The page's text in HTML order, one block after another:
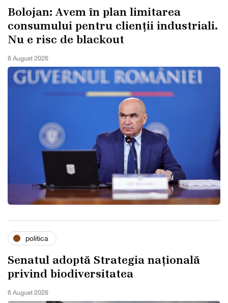
Bolojan: Avem în plan limitarea
consumului pentru clienții industriali.
Nu e risc de blackout
6 August 2026
politica
Senatul adoptă Strategia națională
privind biodiversitatea
6 August 2026